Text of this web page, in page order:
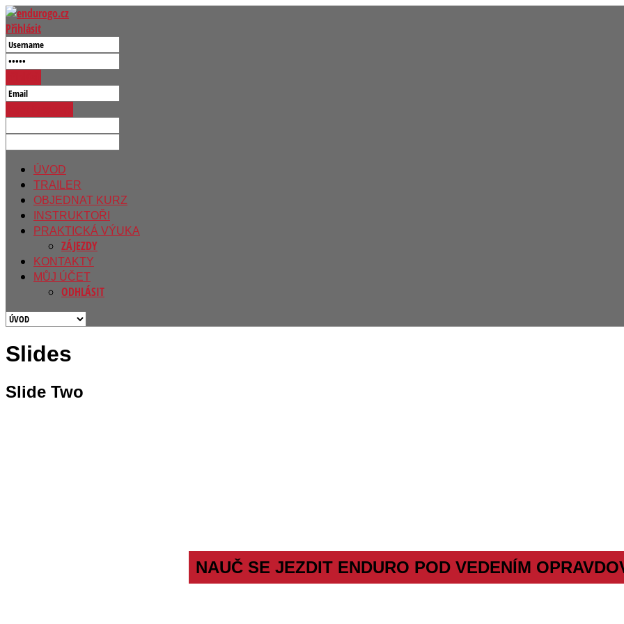
Přihlásit
ÚVOD
TRAILER
OBJEDNAT KURZ
INSTRUKTOŘI
PRAKTICKÁ VÝUKA
ZÁJEZDY
KONTAKTY
MŮJ ÚČET
ODHLÁSIT
Slides
Slide Two
NAUČ SE JEZDIT ENDURO POD VEDENÍM